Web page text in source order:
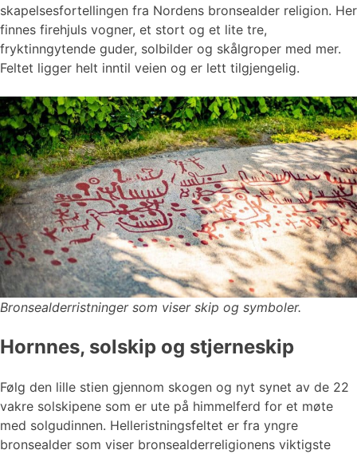
skapelsesfortellingen fra Nordens bronsealder religion. Her
finnes firehjuls vogner, et stort og et lite tre,
fryktinngytende guder, solbilder og skålgroper med mer.
Feltet ligger helt inntil veien og er lett tilgjengelig.
Bronsealderristninger som viser skip og symboler.
Hornnes, solskip og stjerneskip
Følg den lille stien gjennom skogen og nyt synet av de 22
vakre solskipene som er ute på himmelferd for et møte
med solgudinnen. Helleristningsfeltet er fra yngre
bronsealder som viser bronsealderreligionens viktigste